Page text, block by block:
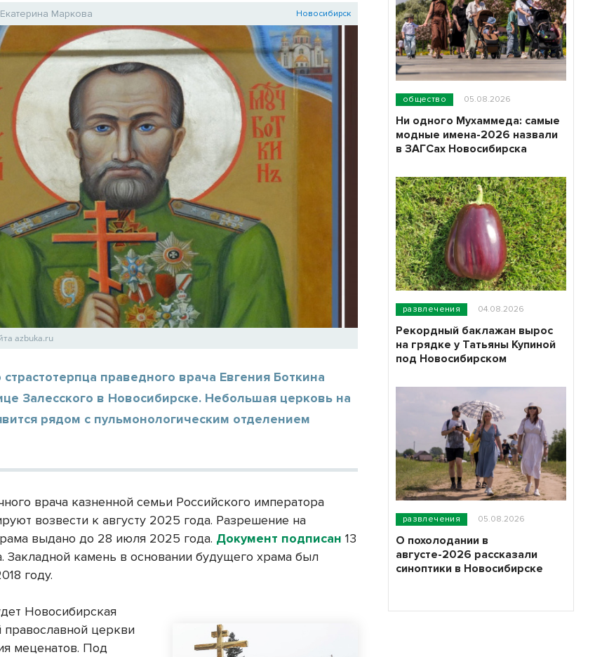
Екатерина Маркова Новосибирск
azbuka.ru
страстотерпца праведного врача Евгения Боткина
Залесского в Новосибирске. Небольшая церковь на
рядом с пульмонологическим отделением
врача казненной семьи Российского императора
возвести к августу 2025 года. Разрешение на
выдано до 28 июля 2025 года. Документ подписан 13
Закладной камень в основании будущего храма был
году.
Новосибирская
православной церкви
меценатов. Под
общество 05.08.2026
Ни одного Мухаммеда: самые
модные имена-2026 назвали
в ЗАГСах Новосибирска
развлечения 04.08.2026
Рекордный баклажан вырос
на грядке у Татьяны Купиной
под Новосибирском
развлечения 05.08.2026
О похолодании в
августе-2026 рассказали
синоптики в Новосибирске